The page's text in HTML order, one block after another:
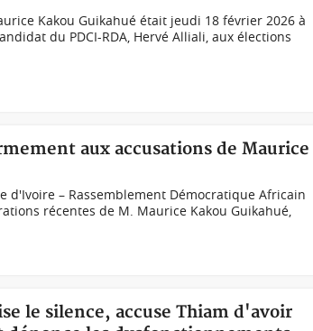
Kakou Guikahué était jeudi 18 février 2026 à
du PDCI-RDA, Hervé Alliali, aux élections
aux accusations de Maurice
d'Ivoire – Rassemblement Démocratique Africain
récentes de M. Maurice Kakou Guikahué,
le silence, accuse Thiam d'avoir